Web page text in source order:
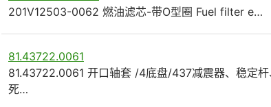
201V12503-0062 燃油滤芯-带O型圈 Fuel filter e…
81.43722.0061
81.43722.0061 开口轴套 /4底盘/437减震器、稳定
死…